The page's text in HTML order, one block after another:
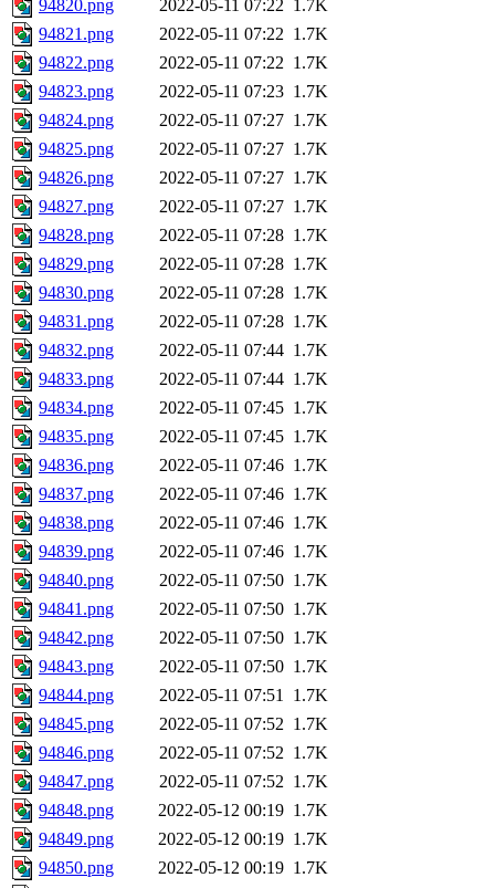
94820.png
2022-05-11 07:22 1.7K
94821.png
2022-05-11 07:22 1.7K
94822.png
2022-05-11 07:22 1.7K
94823.png
2022-05-11 07:23 1.7K
94824.png
2022-05-11 07:27 1.7K
94825.png
2022-05-11 07:27 1.7K
94826.png
2022-05-11 07:27 1.7K
94827.png
2022-05-11 07:27 1.7K
94828.png
2022-05-11 07:28 1.7K
94829.png
2022-05-11 07:28 1.7K
94830.png
2022-05-11 07:28 1.7K
94831.png
2022-05-11 07:28 1.7K
94832.png
2022-05-11 07:44 1.7K
94833.png
2022-05-11 07:44 1.7K
94834.png
2022-05-11 07:45 1.7K
94835.png
2022-05-11 07:45 1.7K
94836.png
2022-05-11 07:46 1.7K
94837.png
2022-05-11 07:46 1.7K
94838.png
2022-05-11 07:46 1.7K
94839.png
2022-05-11 07:46 1.7K
94840.png
2022-05-11 07:50 1.7K
94841.png
2022-05-11 07:50 1.7K
94842.png
2022-05-11 07:50 1.7K
94843.png
2022-05-11 07:50 1.7K
94844.png
2022-05-11 07:51 1.7K
94845.png
2022-05-11 07:52 1.7K
94846.png
2022-05-11 07:52 1.7K
94847.png
2022-05-11 07:52 1.7K
94848.png
2022-05-12 00:19 1.7K
94849.png
2022-05-12 00:19 1.7K
94850.png
2022-05-12 00:19 1.7K